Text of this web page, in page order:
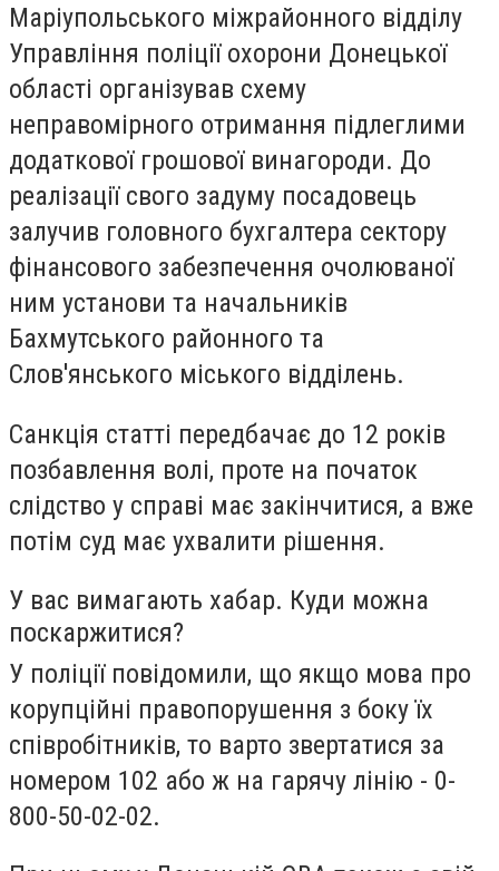
Маріупольського міжрайонного відділу
Управління поліції охорони Донецької
області організував схему
неправомірного отримання підлеглими
додаткової грошової винагороди. До
реалізації свого задуму посадовець
залучив головного бухгалтера сектору
фінансового забезпечення очолюваної
ним установи та начальників
Бахмутського районного та
Слов'янського міського відділень.
Санкція статті передбачає до 12 років
позбавлення волі, проте на початок
слідство у справі має закінчитися, а вже
потім суд має ухвалити рішення.
У вас вимагають хабар. Куди можна
поскаржитися?
У поліції повідомили, що якщо мова про
корупційні правопорушення з боку їх
співробітників, то варто звертатися за
номером 102 або ж на гарячу лінію - 0-
800-50-02-02.